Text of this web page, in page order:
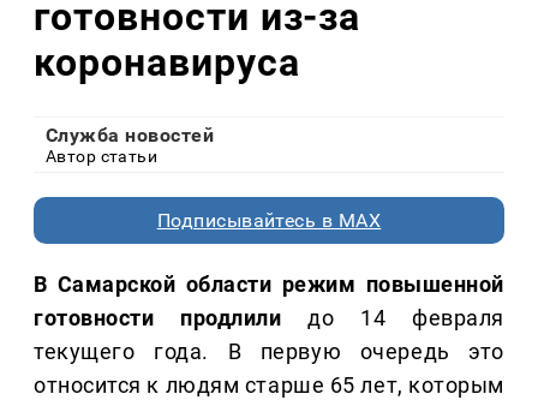
готовности из-за
коронавируса
Служба новостей
Автор статьи
Подписывайтесь в MAX
В Самарской области режим повышенной
готовности продлили до 14 февраля
текущего года. В первую очередь это
относится к людям старше 65 лет, которым